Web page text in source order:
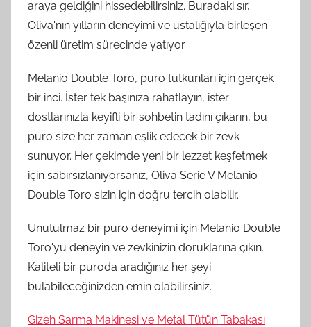
araya geldiğini hissedebilirsiniz. Buradaki sır,
Oliva'nın yılların deneyimi ve ustalığıyla birleşen
özenli üretim sürecinde yatıyor.
Melanio Double Toro, puro tutkunları için gerçek
bir inci. İster tek başınıza rahatlayın, ister
dostlarınızla keyifli bir sohbetin tadını çıkarın, bu
puro size her zaman eşlik edecek bir zevk
sunuyor. Her çekimde yeni bir lezzet keşfetmek
için sabırsızlanıyorsanız, Oliva Serie V Melanio
Double Toro sizin için doğru tercih olabilir.
Unutulmaz bir puro deneyimi için Melanio Double
Toro'yu deneyin ve zevkinizin doruklarına çıkın.
Kaliteli bir puroda aradığınız her şeyi
bulabileceğinizden emin olabilirsiniz.
Gizeh Sarma Makinesi ve Metal Tütün Tabakası